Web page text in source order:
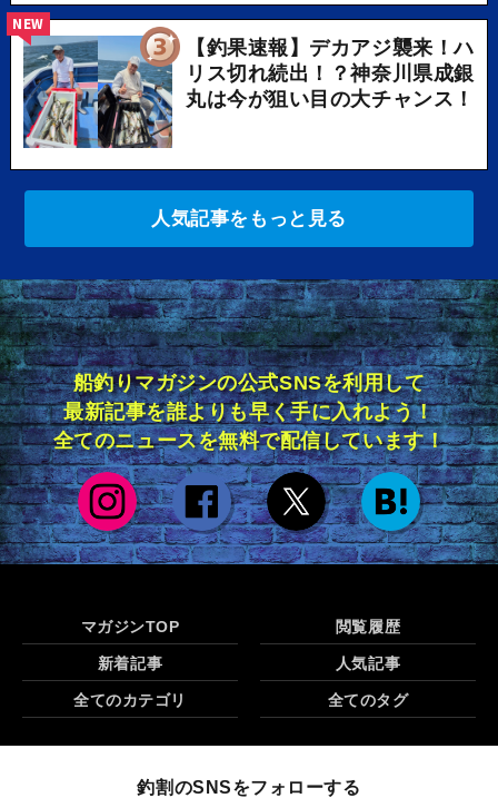
【釣果速報】デカアジ襲来！ハ
リス切れ続出！？神奈川県成銀
丸は今が狙い目の大チャンス！
NEW
人気記事をもっと見る
船釣りマガジンの公式SNSを利用して
最新記事を誰よりも早く手に入れよう！
全てのニュースを無料で配信しています！
マガジンTOP 閲覧履歴
新着記事 人気記事
全てのカテゴリ 全てのタグ
釣割のSNSをフォローする